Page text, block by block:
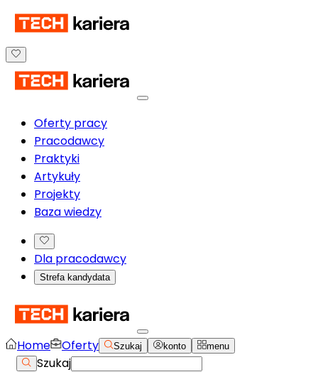
Oferty pracy
Pracodawcy
Praktyki
Artykuły
Projekty
Baza wiedzy
Dla pracodawcy
Strefa kandydata
Home Oferty Szukaj konto menu
Szukaj